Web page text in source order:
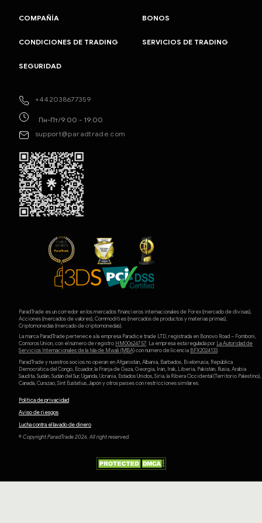
+442038677359
Пн-Пт/9:00 - 19:00
support@paradtrade.com
COMPAÑÍA BONOS
CONDICIONES DE TRADING SERVICIOS DE TRADING
SEGURIDAD
ParadTrade es un corredor en los mercados financieros internacionales de Forex (mercado de divisas),
Acciones (mercados de valores), Commodities (mercados de productos y materias primas),
Criptomonedas (mercado de criptomonedas).
La marca ParadTrade pertenece a la empresa Paradice trade LTD, registrada en Bonovo Road – Fomboni,
Comoros Union, con el número de registro HM00624757. La empresa está regulada por La Autoridad de
Servicios Internacionales de la Isla de Mwali (MlSA)con número de licencia BFX2024133.
ParadTrade y nuestros socios no operan en Afganistán, Albania, Barbados, Bielorrusia, República
Democrática del Congo, Ecuador, la Franja de Gaza, Georgia, Irán, Irak, Liberia, Pakistán, Rusia, Arabia
Saudita, Sudán, Sudán del Sur, Uganda, Ucrania, Estados Unidos, Siria, la Ribera Occidental (Territorio Palestino),
Canadá, Curazao, Sint Eustatius, Japón y otros países con restricciones similares.
Política de privacidad
Aviso de riesgos
Lucha contra el lavado de dinero
© Copyright ParadTrade 2026. All right reserved.